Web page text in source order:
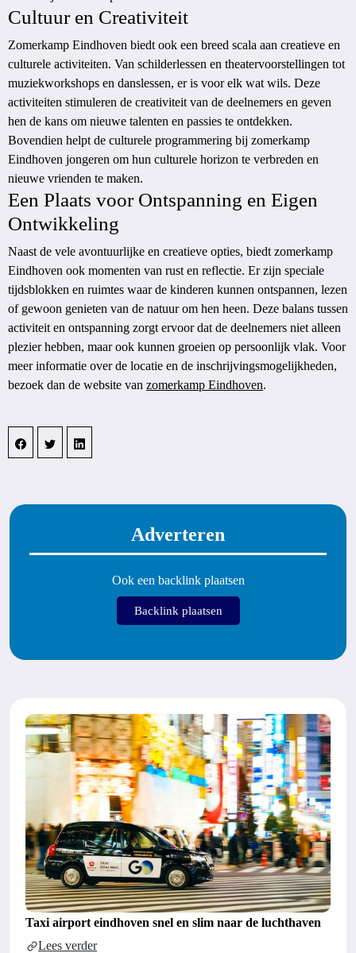
Cultuur en Creativiteit
Zomerkamp Eindhoven biedt ook een breed scala aan creatieve en
culturele activiteiten. Van schilderlessen en theatervoorstellingen tot
muziekworkshops en danslessen, er is voor elk wat wils. Deze
activiteiten stimuleren de creativiteit van de deelnemers en geven
hen de kans om nieuwe talenten en passies te ontdekken.
Bovendien helpt de culturele programmering bij zomerkamp
Eindhoven jongeren om hun culturele horizon te verbreden en
nieuwe vrienden te maken.
Een Plaats voor Ontspanning en Eigen
Ontwikkeling
Naast de vele avontuurlijke en creatieve opties, biedt zomerkamp
Eindhoven ook momenten van rust en reflectie. Er zijn speciale
tijdsblokken en ruimtes waar de kinderen kunnen ontspannen, lezen
of gewoon genieten van de natuur om hen heen. Deze balans tussen
activiteit en ontspanning zorgt ervoor dat de deelnemers niet alleen
plezier hebben, maar ook kunnen groeien op persoonlijk vlak. Voor
meer informatie over de locatie en de inschrijvingsmogelijkheden,
bezoek dan de website van zomerkamp Eindhoven.
Adverteren
Ook een backlink plaatsen
Backlink plaatsen
Taxi airport eindhoven snel en slim naar de luchthaven
Lees verder